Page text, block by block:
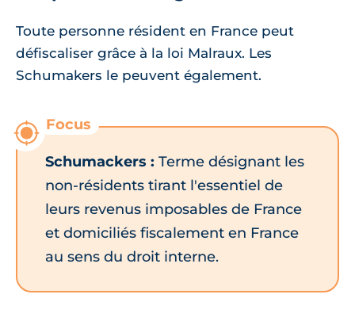
Toute personne résident en France peut
défiscaliser grâce à la loi Malraux. Les
Schumakers le peuvent également.
Schumackers : Terme désignant les
non-résidents tirant l'essentiel de
leurs revenus imposables de France
et domiciliés fiscalement en France
au sens du droit interne.